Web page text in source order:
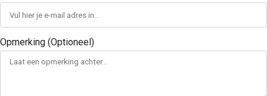
Opmerking (Optioneel)